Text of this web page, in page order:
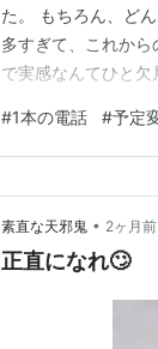
た。 もちろん、ど
多すぎて、これか
で実感なんてひと
んでみる価値はあ
に感謝をしながら
#1本の電話 #予定
素直な天邪鬼 • 2ヶ月前
正直になれ🙄